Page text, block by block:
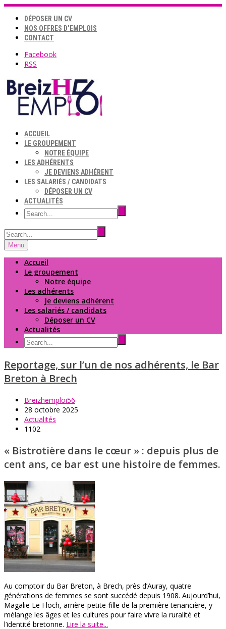
DÉPOSER UN CV
NOS OFFRES D’EMPLOIS
CONTACT
Facebook
RSS
ACCUEIL
LE GROUPEMENT
NOTRE ÉQUIPE
LES ADHÉRENTS
JE DEVIENS ADHÉRENT
LES SALARIÉS / CANDIDATS
DÉPOSER UN CV
ACTUALITÉS
Menu
Accueil
Le groupement
Notre équipe
Les adhérents
Je deviens adhérent
Les salariés / candidats
Déposer un CV
Actualités
Reportage, sur l’un de nos adhérents, le Bar
Breton à Brech
Breizhemploi56
28 octobre 2025
Actualités
1102
« Bistrotière dans le cœur » : depuis plus de
cent ans, ce bar est une histoire de femmes.
Au comptoir du Bar Breton, à Brech, près d’Auray, quatre
générations de femmes se sont succédé depuis 1908. Aujourd’hui,
Magalie Le Floch, arrière-petite-fille de la première tenancière, y
mélange les âges et les cultures pour faire vivre la ruralité et
l’identité bretonne. Lire la suite...